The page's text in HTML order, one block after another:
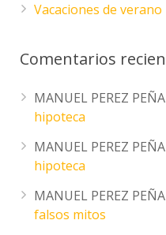
Vacaciones de
Comentarios
MANUEL PEREZ PEÑA
hipoteca
MANUEL PEREZ PEÑA
hipoteca
MANUEL PEREZ PEÑA
falsos mitos